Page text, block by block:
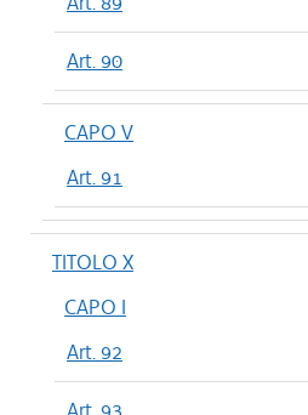
Art. 90
CAPO V
Art. 91
TITOLO X
CAPO I
Art. 92